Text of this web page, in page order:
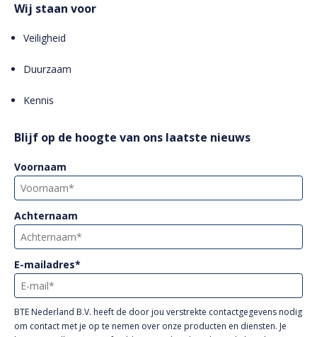
Wij staan voor
Veiligheid
Duurzaam
Kennis
Blijf op de hoogte van ons laatste nieuws
Voornaam
Achternaam
E-mailadres*
BTE Nederland B.V. heeft de door jou verstrekte contactgegevens nodig
om contact met je op te nemen over onze producten en diensten. Je